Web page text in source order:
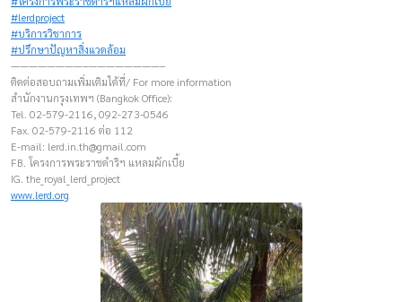
#lerdproject
#บริการวิชาการ
#ปรึกษาปัญหาสิ่งแวดล้อม
————————–————————–
ติดต่อสอบถามเพิ่มเติมได้ที่/ For more information
สำนักงานกรุงเทพฯ (Bangkok Office):
Tel. 02-579-2116, 092-273-0546
Fax. 02-579-2116 ต่อ 112
E-mail: lerd.in.th@gmail.com
FB. โครงการพระราชดำริฯ แหลมผักเบี้ย
IG. the_royal_lerd_project
www.lerd.org